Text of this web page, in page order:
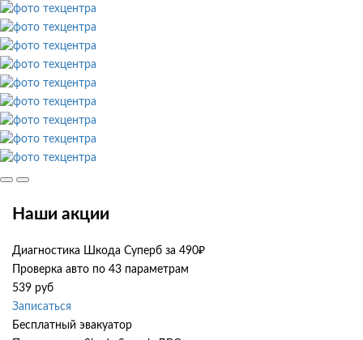
Наши акции
Диагностика Шкода Суперб за 490₽
Проверка авто по 43 параметрам
539 руб
Записаться
Бесплатный эвакуатор